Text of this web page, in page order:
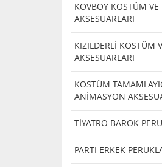
KOVBOY KOSTÜM VE
AKSESUARLARI
KIZILDERLİ KOSTÜM
AKSESUARLARI
KOSTÜM
ANİMASYON
TİYATRO BAROK
PARTİ ERKEK
4608T
TÜKENDİ